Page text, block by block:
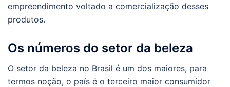
empreendimento voltado a comercialização desses
produtos.
Os números do setor da beleza
O setor da beleza no Brasil é um dos maiores, para
termos noção, o país é o terceiro maior consumidor